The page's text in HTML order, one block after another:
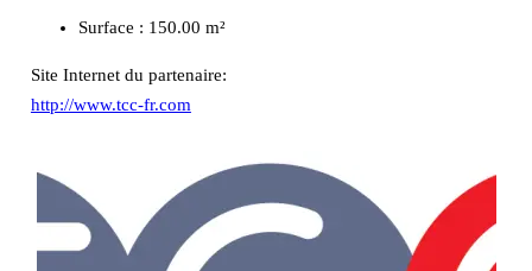
Surface : 150.00 m²
Site Internet du partenaire:
http://www.tcc-fr.com